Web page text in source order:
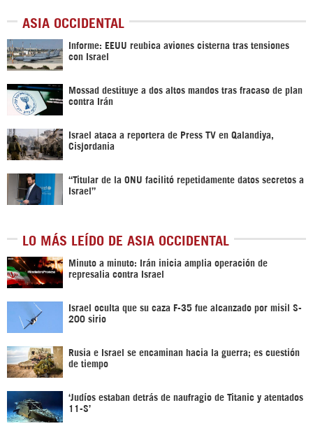
ASIA OCCIDENTAL
Informe: EEUU reubica aviones cisterna tras tensiones
con Israel
Mossad destituye a dos altos mandos tras fracaso de plan
contra Irán
Israel ataca a reportera de Press TV en Qalandiya,
Cisjordania
“Titular de la ONU facilitó repetidamente datos secretos a
Israel”
LO MÁS LEÍDO DE ASIA OCCIDENTAL
Minuto a minuto: Irán inicia amplia operación de
represalia contra Israel
Israel oculta que su caza F-35 fue alcanzado por misil S-
200 sirio
Rusia e Israel se encaminan hacia la guerra; es cuestión
de tiempo
‘Judíos estaban detrás de naufragio de Titanic y atentados
11-S’